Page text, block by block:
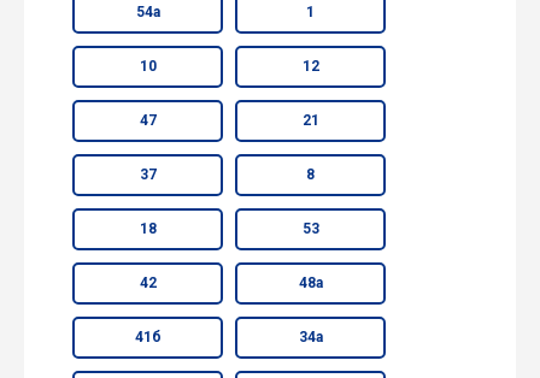
54а 1
10 12
47 21
37 8
18 53
42 48а
41б 34а